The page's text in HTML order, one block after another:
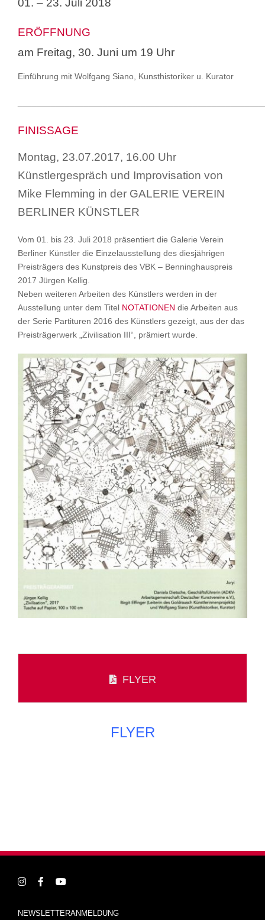
01. – 23. Juli 2018
ERÖFFNUNG
am Freitag, 30. Juni um 19 Uhr
Einführung mit Wolfgang Siano, Kunsthistoriker u. Kurator
FINISSAGE
Montag, 23.07.2017, 16.00 Uhr
Künstlergespräch und Improvisation von
Mike Flemming in der GALERIE VEREIN
BERLINER KÜNSTLER
Vom 01. bis 23. Juli 2018 präsentiert die Galerie Verein
Berliner Künstler die Einzelausstellung des diesjährigen
Preisträgers des Kunstpreis des VBK – Benninghauspreis
2017 Jürgen Kellig.
Neben weiteren Arbeiten des Künstlers werden in der
Ausstellung unter dem Titel NOTATIONEN die Arbeiten aus
der Serie Partituren 2016 des Künstlers gezeigt, aus der das
Preisträgerwerk „Zivilisation III“, prämiert wurde.
FLYER
FLYER
NEWSLETTERANMELDUNG